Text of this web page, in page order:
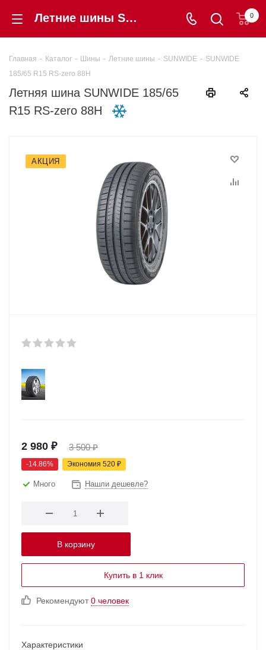
Летние шины SUNWIDE 185/65 R15 RS-zero 88H купить в интернет-магазине «Шинторг» в Калининграде 0
Главная - Каталог - Шины - Летние шины - SUNWIDE - SUNWIDE
185/65 R15 RS-zero 88H
Летняя шина SUNWIDE 185/65
R15 RS-zero 88H
АКЦИЯ
2 980 ₽ 3 500₽
-14.86% Экономия 520 ₽
Много Нашли дешевле?
В корзину
Купить в 1 клик
Рекомендуют0 человек
Характеристики